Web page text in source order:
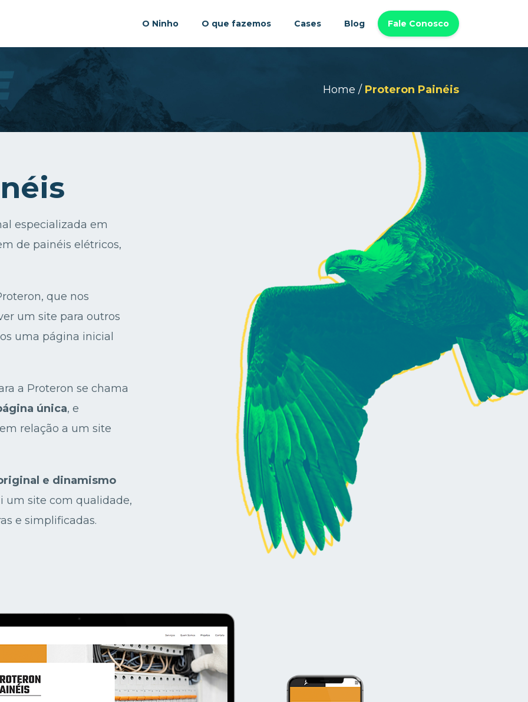
O Ninho O que fazemos Cases Blog Fale Conosco
Home / Proteron Painéis
especializada em
de painéis elétricos,
que nos
um site para outros
uma página inicial
a Proteron se chama
única, e
relação a um site
e dinamismo
um site com qualidade,
e simplificadas.